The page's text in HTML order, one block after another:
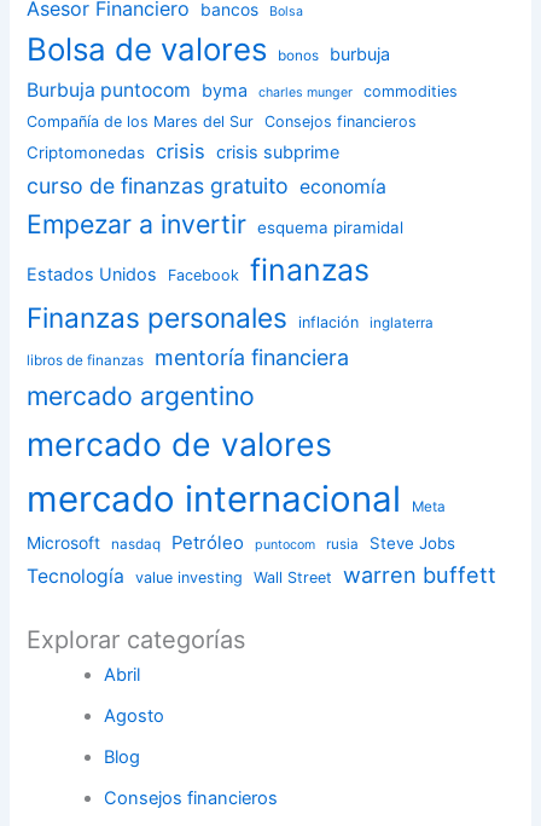
Asesor Financiero bancos Bolsa
Bolsa de valores bonos burbuja
Burbuja puntocom byma charles munger
commodities
Compañía de los Mares del Sur
Consejos financieros
Criptomonedas crisis crisis subprime
curso de finanzas gratuito economía
Empezar a invertir esquema piramidal
Estados Unidos Facebook finanzas
Finanzas personales inflación inglaterra
libros de finanzas mentoría financiera
mercado argentino
mercado de valores
mercado internacional Meta
Microsoft nasdaq Petróleo puntocom rusia Steve Jobs
Tecnología value investing Wall Street warren buffett
Explorar categorías
Abril
Agosto
Blog
Consejos financieros